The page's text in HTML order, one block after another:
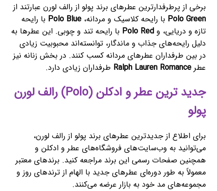
برخی از پرطرفدارترین عطرهای برند پولو از رالف لورن عبارتند از
Polo Green با رایحه کلاسیک و مردانه، Polo Blue با رایحه
تازه و دریایی، و Polo Red با رایحه تند و چوبی. این عطرها به
دلیل رایحه‌های جذاب و ماندگار، توانسته‌اند محبوبیت زیادی
در بین طرفداران عطرهای مردانه کسب کنند. در بخش زنانه نیز
عطر Ralph Lauren Romance طرفداران زیادی دارد.
جدید ترین عطر و ادکلن (Polo) رالف لورن
پولو
برای اطلاع از جدیدترین عطرهای برند پولو از رالف لورن،
می‌توانید به وب‌سایت‌های فروشگاه‌های عطر و ادکلن و
همچنین صفحات رسمی این برند مراجعه کنید. برندهای معتبر
معمولاً به طور دوره‌ای عطرهای جدید با الهام از ترندهای روز و
مجموعه‌های مد خود به بازار عرضه می‌کنند.